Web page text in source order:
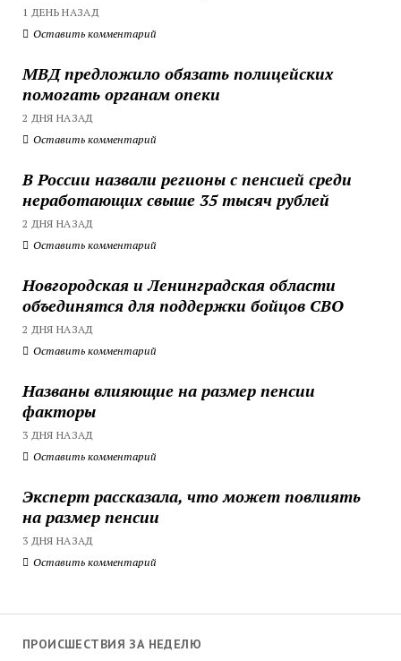
1 ДЕНЬ НАЗАД
Оставить комментарий
МВД предложило обязать полицейских
помогать органам опеки
2 ДНЯ НАЗАД
Оставить комментарий
В России назвали регионы с пенсией среди
неработающих свыше 35 тысяч рублей
2 ДНЯ НАЗАД
Оставить комментарий
Новгородская и Ленинградская области
объединятся для поддержки бойцов СВО
2 ДНЯ НАЗАД
Оставить комментарий
Названы влияющие на размер пенсии
факторы
3 ДНЯ НАЗАД
Оставить комментарий
Эксперт рассказала, что может повлиять
на размер пенсии
3 ДНЯ НАЗАД
Оставить комментарий
ПРОИСШЕСТВИЯ ЗА НЕДЕЛЮ